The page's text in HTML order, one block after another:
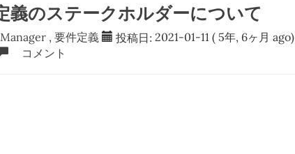
義のステークホルダーについて
,要件定義 投稿日: 2021-01-11( 5年, 6ヶ月 ago)
コメント